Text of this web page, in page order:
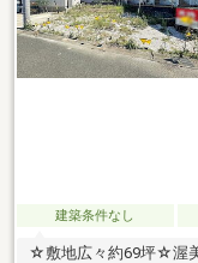
建築条件なし
☆敷地広々約69坪☆渥